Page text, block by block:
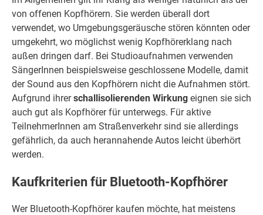
von offenen Kopfhörern. Sie werden überall dort
verwendet, wo Umgebungsgeräusche stören könnten oder
umgekehrt, wo möglichst wenig Kopfhörerklang nach
außen dringen darf. Bei Studioaufnahmen verwenden
SängerInnen beispielsweise geschlossene Modelle, damit
der Sound aus den Kopfhörern nicht die Aufnahmen stört.
Aufgrund ihrerschallisolierenden Wirkung eignen sie sich
auch gut als Kopfhörer für unterwegs. Für aktive
TeilnehmerInnen am Straßenverkehr sind sie allerdings
gefährlich, da auch herannahende Autos leicht überhört
werden.
Kaufkriterien für Bluetooth-Kopfhörer
Wer Bluetooth-Kopfhörer kaufen möchte, hat meistens